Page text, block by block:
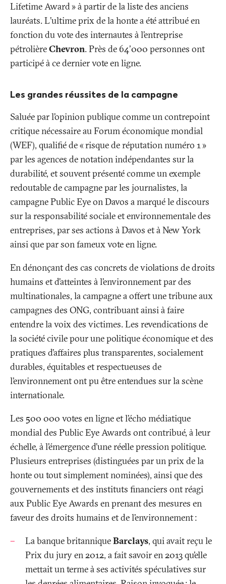
Lifetime Award» à partir de la liste des anciens
lauréats. L’ultime prix de la honte a été attribué en
fonction du vote des internautes à l’entreprise
pétrolièreChevron. Près de 64'000 personnes ont
participé à ce dernier vote en ligne.
Les grandes réussites de la campagne
Saluée par l’opinion publique comme un contrepoint
critique nécessaire au Forum économique mondial
(WEF), qualifié de «risque de réputation numéro 1»
par les agences de notation indépendantes sur la
durabilité, et souvent présenté comme un exemple
redoutable de campagne par les journalistes, la
campagne Public Eye on Davos a marqué le discours
sur la responsabilité sociale et environnementale des
entreprises, par ses actions à Davos et à New York
ainsi que par son fameux vote en ligne.
En dénonçant des cas concrets de violations de droits
humains et d’atteintes à l’environnement par des
multinationales, la campagne a offert une tribune aux
campagnes des ONG, contribuant ainsi à faire
entendre la voix des victimes. Les revendications de
la société civile pour une politique économique et des
pratiques d’affaires plus transparentes, socialement
durables, équitables et respectueuses de
l’environnement ont pu être entendues sur la scène
internationale.
Les 500 000 votes en ligne et l’écho médiatique
mondial des Public Eye Awards ont contribué, à leur
échelle, à l’émergence d’une réelle pression politique.
Plusieurs entreprises (distinguées par un prix de la
honte ou tout simplement nominées), ainsi que des
gouvernements et des instituts financiers ont réagi
aux Public Eye Awards en prenant des mesures en
faveur des droits humains et de l’environnement:
La banque britanniqueBarclays, qui avait reçu le
Prix du jury en 2012, a fait savoir en 2013 qu’elle
mettait un terme à ses activités spéculatives sur